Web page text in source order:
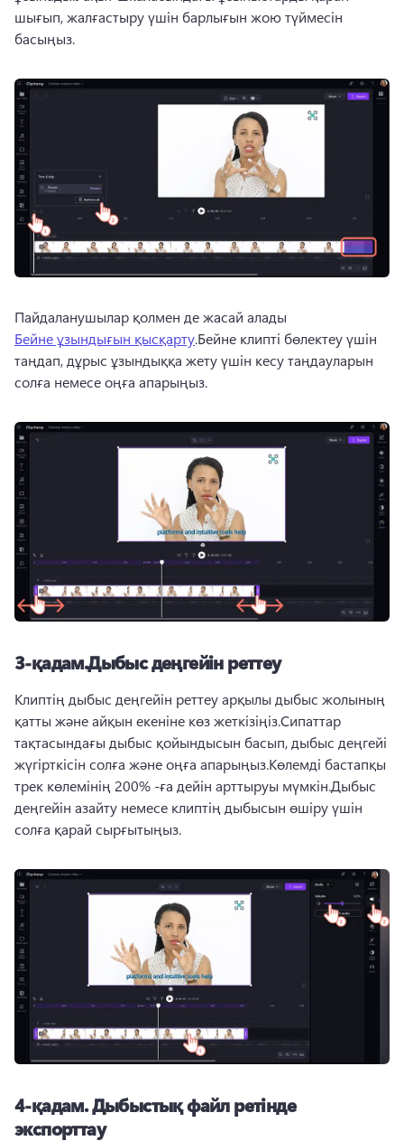
шығып, жалғастыру үшін барлығын жою түймесін
басыңыз.
Пайдаланушылар қолмен де жасай алады
Бейне ұзындығын қысқарту.Бейне клипті бөлектеу үшін
таңдап, дұрыс ұзындыққа жету үшін кесу таңдауларын
солға немесе оңға апарыңыз.
3-қадам.Дыбыс деңгейін реттеу
Клиптің дыбыс деңгейін реттеу арқылы дыбыс жолының
қатты және айқын екеніне көз жеткізіңіз.Сипаттар
тақтасындағы дыбыс қойындысын басып, дыбыс деңгейі
жүгірткісін солға және оңға апарыңыз.Көлемді бастапқы
трек көлемінің 200% -ға дейін арттыруы мүмкін.Дыбыс
деңгейін азайту немесе клиптің дыбысын өшіру үшін
солға қарай сырғытыңыз.
4-қадам. Дыбыстық файл ретінде
экспорттау